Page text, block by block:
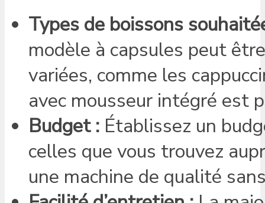
Types de boissons
modèle à capsules peut
variées, comme les
avec mousseur intégré est
Budget : Établissez un
celles que vous trouvez
une machine de qualité